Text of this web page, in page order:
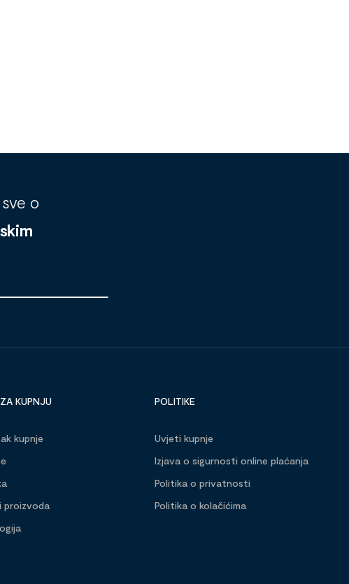
sve o
KUPNJU
kupnje
proizvoda
POLITIKE
Uvjeti kupnje
Izjava o sigurnosti online plaćanja
Politika o privatnosti
Politika o kolačićima